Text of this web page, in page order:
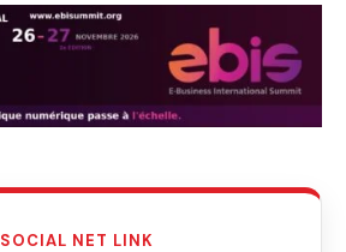
SOCIAL NET LINK